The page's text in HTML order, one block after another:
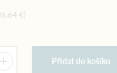
€)
+ Přidat do košíku